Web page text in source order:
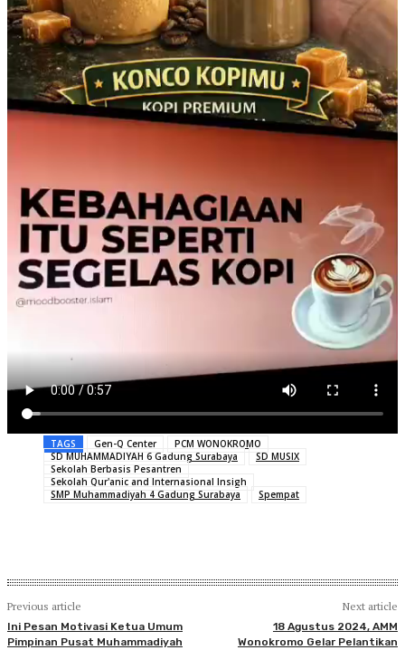
TAGS Gen-Q Center
PCM WONOKROMO
SD MUHAMMADIYAH 6 Gadung Surabaya
SD MUSIX
Sekolah Berbasis Pesantren
Sekolah Qur'anic and Internasional Insigh
SMP Muhammadiyah 4 Gadung Surabaya
Spempat
Previous article
Ini Pesan Motivasi Ketua Umum
Pimpinan Pusat Muhammadiyah
Next article
18 Agustus 2024, AMM
Wonokromo Gelar Pelantikan